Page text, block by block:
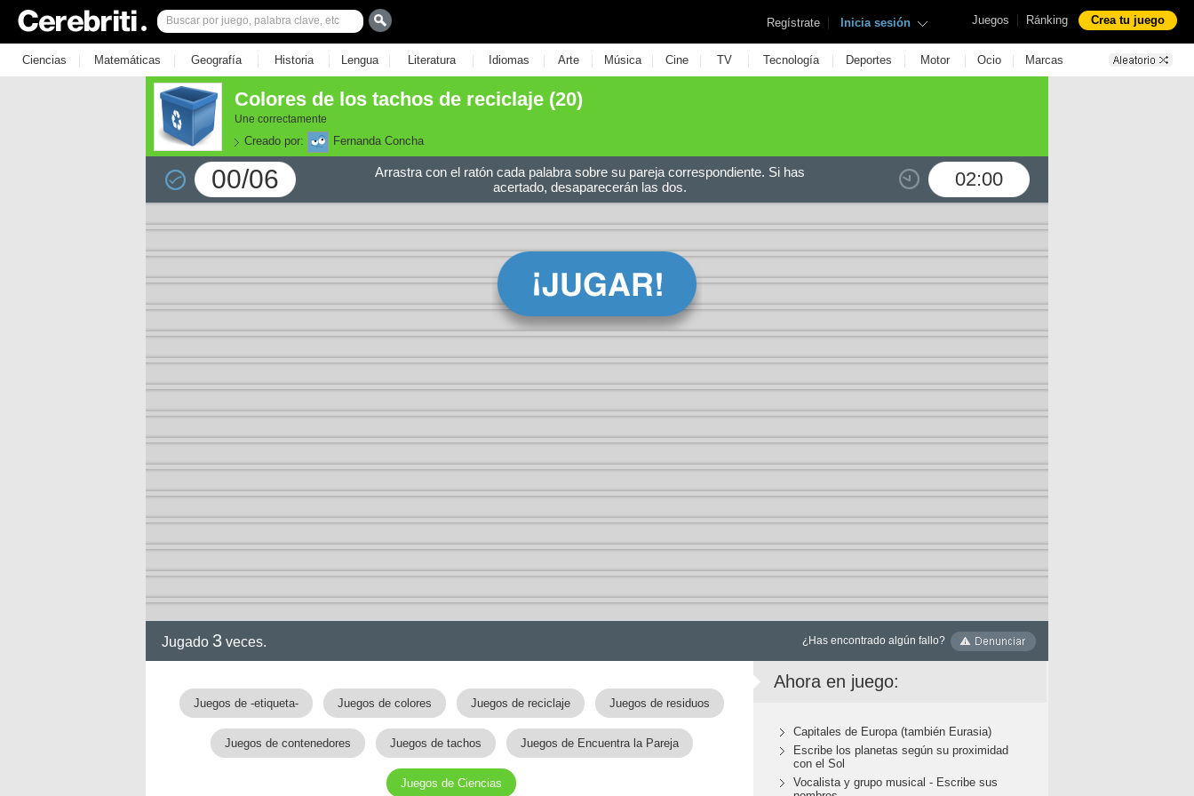
Juegos | Ránking Crea tu juego
Regístrate | Inicia sesión
Ciencias | Matemáticas | Geografía | Historia | Lengua | Literatura | Idiomas | Arte | Música | Cine | TV | Tecnología | Deportes | Motor | Ocio | Marcas
Colores de los tachos de reciclaje (20)
Une correctamente
Creado por: Fernanda Concha
00/06 02:00
Arrastra con el ratón cada palabra sobre su pareja correspondiente. Si has
acertado, desaparecerán las dos.
Jugado 3 veces. ¿Has encontrado algún fallo?
Juegos de -etiqueta- Juegos de colores Juegos de reciclaje Juegos de residuos
Juegos de contenedores Juegos de tachos Juegos de Encuentra la Pareja
Juegos de Ciencias
Ahora en juego:
Capitales de Europa (también Eurasia)
Escribe los planetas según su proximidad
con el Sol
Vocalista y grupo musical - Escribe sus